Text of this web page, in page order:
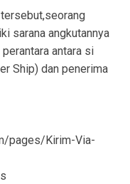
sarana angkutannya
antara si
Ship) dan penerima
pages/Kirim-Via-